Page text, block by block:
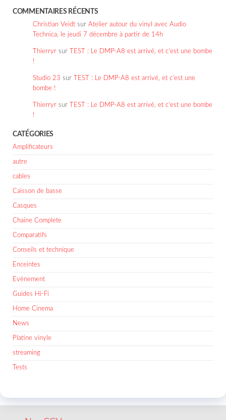
COMMENTAIRES RÉCENTS
Christian Veidt sur Atelier autour du vinyl avec Audio
Technica, le jeudi 7 décembre à partir de 14h
Thierryr sur
TEST : Le DMP-A8 est arrivé, et c’est une bombe
!
Studio 23 sur
TEST : Le DMP-A8 est arrivé, et c’est une
bombe !
Thierryr sur
TEST : Le DMP-A8 est arrivé, et c’est une bombe
!
CATÉGORIES
Amplificateurs
autre
cables
Caisson de basse
Casques
Chaine Complete
Comparatifs
Conseils et technique
Enceintes
Evènement
Guides Hi-Fi
Home Cinema
News
Platine vinyle
streaming
Tests